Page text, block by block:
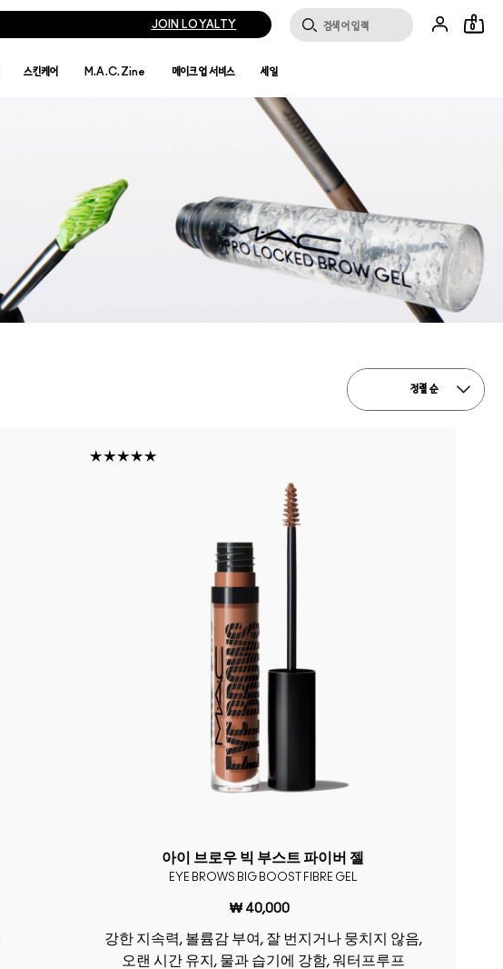
JOIN LOYALTY 0
스킨케어 M.A.C.Zine 메이크업 서비스 세일
정렬 순
아이 브로우 빅 부스트 파이버 젤
EYE BROWS BIG BOOST FIBRE GEL
₩ 40,000
강한 지속력, 볼륨감 부여, 잘 번지거나 뭉치지 않음,
오랜 시간 유지, 물과 습기에 강함, 워터프루프